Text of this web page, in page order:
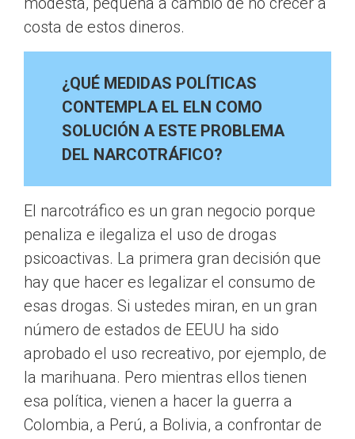
costa de estos dineros.
¿QUÉ MEDIDAS POLÍTICAS
CONTEMPLA EL ELN COMO
SOLUCIÓN A ESTE PROBLEMA
DEL NARCOTRÁFICO?
El narcotráfico es un gran negocio porque
penaliza e ilegaliza el uso de drogas
psicoactivas. La primera gran decisión que
hay que hacer es legalizar el consumo de
esas drogas. Si ustedes miran, en un gran
número de estados de EEUU ha sido
aprobado el uso recreativo, por ejemplo, de
la marihuana. Pero mientras ellos tienen
esa política, vienen a hacer la guerra a
Colombia, a Perú, a Bolivia, a confrontar de